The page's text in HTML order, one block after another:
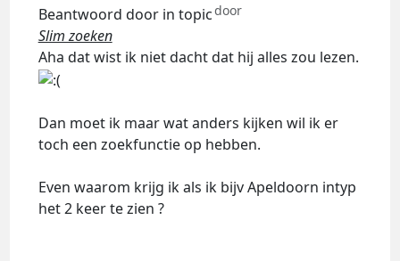
door
Beantwoord door in topic
Slim zoeken
Aha dat wist ik niet dacht dat hij alles zou lezen.
Dan moet ik maar wat anders kijken wil ik er
toch een zoekfunctie op hebben.
Even waarom krijg ik als ik bijv Apeldoorn intyp
het 2 keer te zien ?